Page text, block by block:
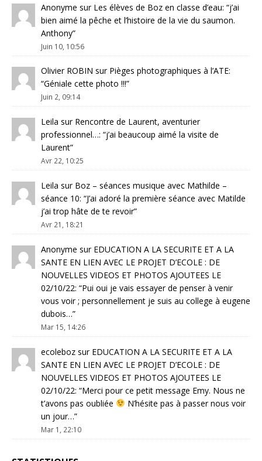
Anonyme sur Les élèves de Boz en classe d’eau: “j’ai
bien aimé la pêche et l’histoire de la vie du saumon.
Anthony”
Juin 10, 10:56
Olivier ROBIN sur Pièges photographiques à l’ATE:
“Géniale cette photo !!!”
Juin 2, 09:14
Leila sur Rencontre de Laurent, aventurier
professionnel…: “j’ai beaucoup aimé la visite de
Laurent”
Avr 22, 10:25
Leila sur Boz – séances musique avec Mathilde –
séance 10: “J’ai adoré la première séance avec Matilde
j’ai trop hâte de te revoir”
Avr 21, 18:21
Anonyme sur EDUCATION A LA SECURITE ET A LA
SANTE EN LIEN AVEC LE PROJET D’ECOLE : DE
NOUVELLES VIDEOS ET PHOTOS AJOUTEES LE
02/10/22: “Pui oui je vais essayer de penser à venir
vous voir ; personnellement je suis au college à eugene
dubois…”
Mar 15, 14:26
ecoleboz sur EDUCATION A LA SECURITE ET A LA
SANTE EN LIEN AVEC LE PROJET D’ECOLE : DE
NOUVELLES VIDEOS ET PHOTOS AJOUTEES LE
02/10/22: “Merci pour ce petit message Emy. Nous ne
t’avons pas oubliée
N’hésite pas à passer nous voir
un jour…”
Mar 1, 22:10